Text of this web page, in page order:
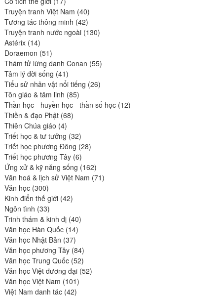
produits
Truyện tranh Việt Nam 4040
produits
Tương tác thông minh 4242
produits
Truyện tranh nước ngoài 130130
Astérix 1414
produits
Doraemon 5151
produits
Thám tử lừng danh Conan 5555
Tâm lý đời sống 4141
produits
Tiểu sử nhân vật nổi tiếng 2626
Tôn giáo & tâm linh 8585
produits
Thần học - huyền học - thần số học 1212
Thiền & đạo Phật 6868
Thiên Chúa giáo 44
produits
Triết học & tư tưởng 3232
produits
Triết học phương Đông 2828
Triết học phương Tây 66
produits
Ứng xử & kỹ năng sống 162162
produits
Văn hoá & lịch sử Việt Nam 7171
Văn học 300300
produits
Kinh điển thế giới 4242
Ngôn tình 3333
produits
Trinh thám & kinh dị 4040
Văn học Hàn Quốc 1414
produits
Văn học Nhật Bản 3737
produits
Văn học phương Tây 8484
produits
Văn học Trung Quốc 5252
produits
Văn học Việt đương đại 5252
Văn học Việt Nam 101101
produits
Việt Nam danh tác 4242